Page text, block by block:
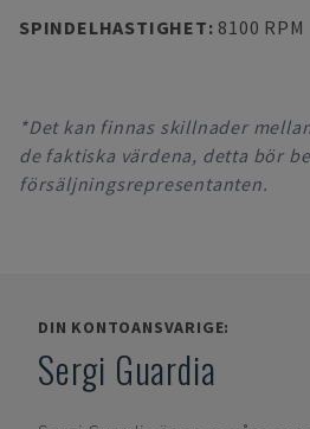
SPINDELHASTIGHET: 8100 RPM
*Det kan finnas skillnader
de faktiska värdena, detta bör
försäljningsrepresentanten.
DIN KONTOANSVARIGE:
Sergi Guardia